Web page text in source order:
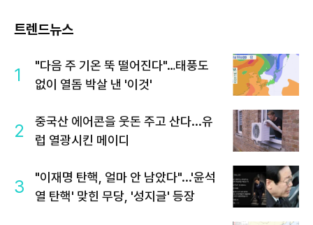
트렌드뉴스
1
"다음 주 기온 뚝 떨어진다"…태풍도
없이 열돔 박살 낸 '이것'
2
중국산 에어콘을 웃돈 주고 산다...유
럽 열광시킨 메이디
3
"이재명 탄핵, 얼마 안 남았다"...'윤석
열 탄핵' 맞힌 무당, '성지글' 등장